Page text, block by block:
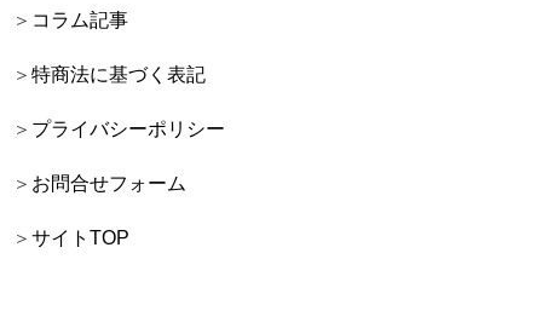
コラム記事
特商法に基づく表記
プライバシーポリシー
お問合せフォーム
サイトTOP